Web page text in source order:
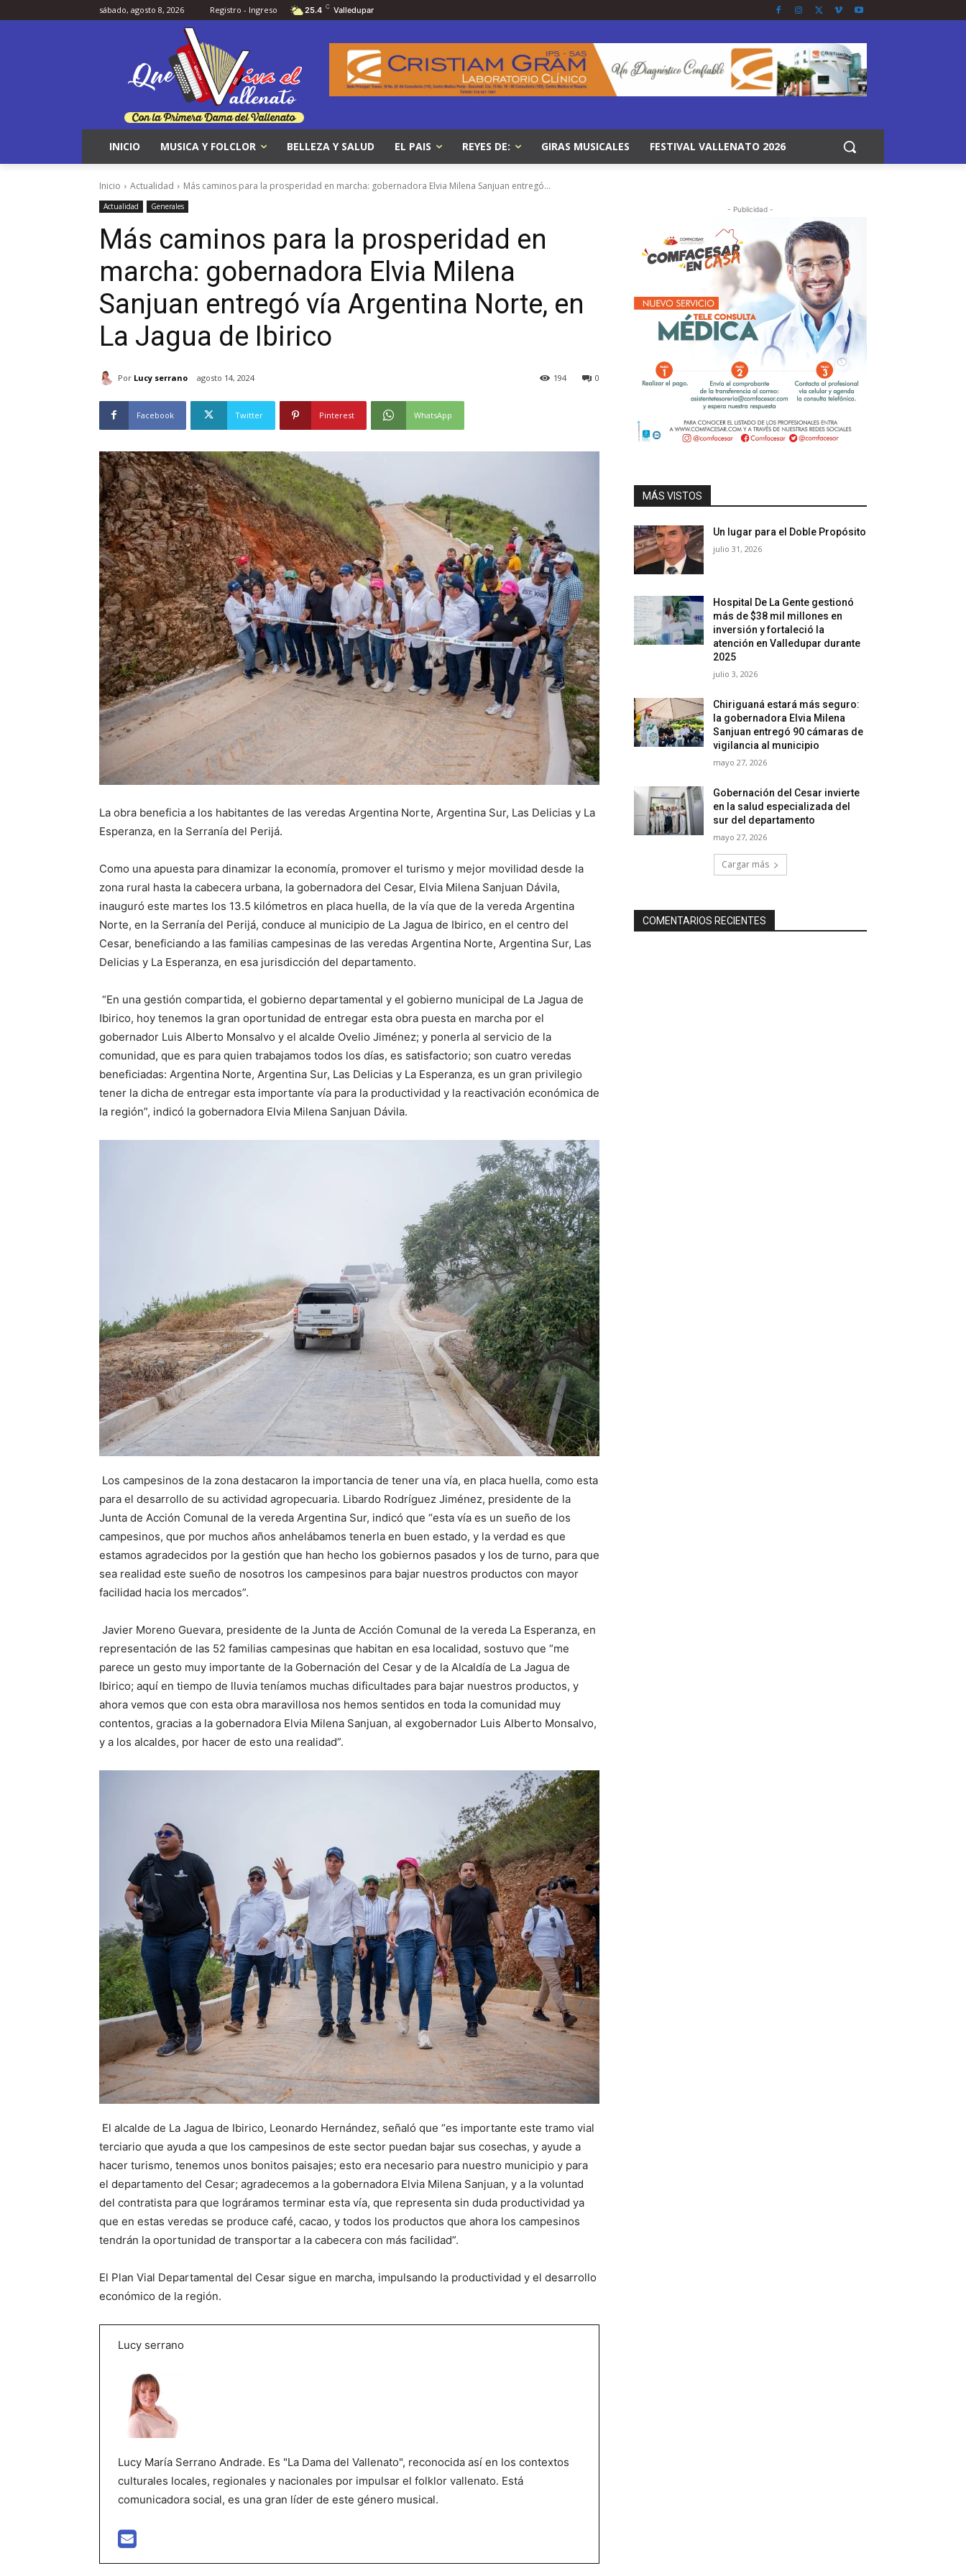
sábado, agosto 8, 2026 Registro - Ingreso 25.4 C Valledupar
INICIO MUSICA Y FOLCLOR BELLEZA Y SALUD EL PAIS REYES DE: GIRAS MUSICALES FESTIVAL VALLENATO 2026
Inicio Actualidad Más caminos para la prosperidad en marcha: gobernadora Elvia Milena Sanjuan entregó...
Actualidad Generales
Más caminos para la prosperidad en
marcha: gobernadora Elvia Milena
Sanjuan entregó vía Argentina Norte, en
La Jagua de Ibirico
Por Lucy serrano agosto 14, 2024 0
194
Facebook Twitter Pinterest WhatsApp
La obra beneficia a los habitantes de las veredas Argentina Norte, Argentina Sur, Las Delicias y La
Esperanza, en la Serranía del Perijá.
Como una apuesta para dinamizar la economía, promover el turismo y mejor movilidad desde la
zona rural hasta la cabecera urbana, la gobernadora del Cesar, Elvia Milena Sanjuan Dávila,
inauguró este martes los 13.5 kilómetros en placa huella, de la vía que de la vereda Argentina
Norte, en la Serranía del Perijá, conduce al municipio de La Jagua de Ibirico, en el centro del
Cesar, beneficiando a las familias campesinas de las veredas Argentina Norte, Argentina Sur, Las
Delicias y La Esperanza, en esa jurisdicción del departamento.
“En una gestión compartida, el gobierno departamental y el gobierno municipal de La Jagua de
Ibirico, hoy tenemos la gran oportunidad de entregar esta obra puesta en marcha por el
gobernador Luis Alberto Monsalvo y el alcalde Ovelio Jiménez; y ponerla al servicio de la
comunidad, que es para quien trabajamos todos los días, es satisfactorio; son cuatro veredas
beneficiadas: Argentina Norte, Argentina Sur, Las Delicias y La Esperanza, es un gran privilegio
tener la dicha de entregar esta importante vía para la productividad y la reactivación económica de
la región”, indicó la gobernadora Elvia Milena Sanjuan Dávila.
Los campesinos de la zona destacaron la importancia de tener una vía, en placa huella, como esta
para el desarrollo de su actividad agropecuaria. Libardo Rodríguez Jiménez, presidente de la
Junta de Acción Comunal de la vereda Argentina Sur, indicó que “esta vía es un sueño de los
campesinos, que por muchos años anhelábamos tenerla en buen estado, y la verdad es que
estamos agradecidos por la gestión que han hecho los gobiernos pasados y los de turno, para que
sea realidad este sueño de nosotros los campesinos para bajar nuestros productos con mayor
facilidad hacia los mercados”.
Javier Moreno Guevara, presidente de la Junta de Acción Comunal de la vereda La Esperanza, en
representación de las 52 familias campesinas que habitan en esa localidad, sostuvo que “me
parece un gesto muy importante de la Gobernación del Cesar y de la Alcaldía de La Jagua de
Ibirico; aquí en tiempo de lluvia teníamos muchas dificultades para bajar nuestros productos, y
ahora vemos que con esta obra maravillosa nos hemos sentidos en toda la comunidad muy
contentos, gracias a la gobernadora Elvia Milena Sanjuan, al exgobernador Luis Alberto Monsalvo,
y a los alcaldes, por hacer de esto una realidad”.
El alcalde de La Jagua de Ibirico, Leonardo Hernández, señaló que “es importante este tramo vial
terciario que ayuda a que los campesinos de este sector puedan bajar sus cosechas, y ayude a
hacer turismo, tenemos unos bonitos paisajes; esto era necesario para nuestro municipio y para
el departamento del Cesar; agradecemos a la gobernadora Elvia Milena Sanjuan, y a la voluntad
del contratista para que lográramos terminar esta vía, que representa sin duda productividad ya
que en estas veredas se produce café, cacao, y todos los productos que ahora los campesinos
tendrán la oportunidad de transportar a la cabecera con más facilidad”.
El Plan Vial Departamental del Cesar sigue en marcha, impulsando la productividad y el desarrollo
económico de la región.
Lucy serrano
Lucy María Serrano Andrade. Es "La Dama del Vallenato", reconocida así en los contextos
culturales locales, regionales y nacionales por impulsar el folklor vallenato. Está
comunicadora social, es una gran líder de este género musical.
- Publicidad -
MÁS VISTOS
Un lugar para el Doble Propósito
julio 31, 2026
Hospital De La Gente gestionó
más de $38 mil millones en
inversión y fortaleció la
atención en Valledupar durante
2025
julio 3, 2026
Chiriguaná estará más seguro:
la gobernadora Elvia Milena
Sanjuan entregó 90 cámaras de
vigilancia al municipio
mayo 27, 2026
Gobernación del Cesar invierte
en la salud especializada del
sur del departamento
mayo 27, 2026
Cargar más
COMENTARIOS RECIENTES